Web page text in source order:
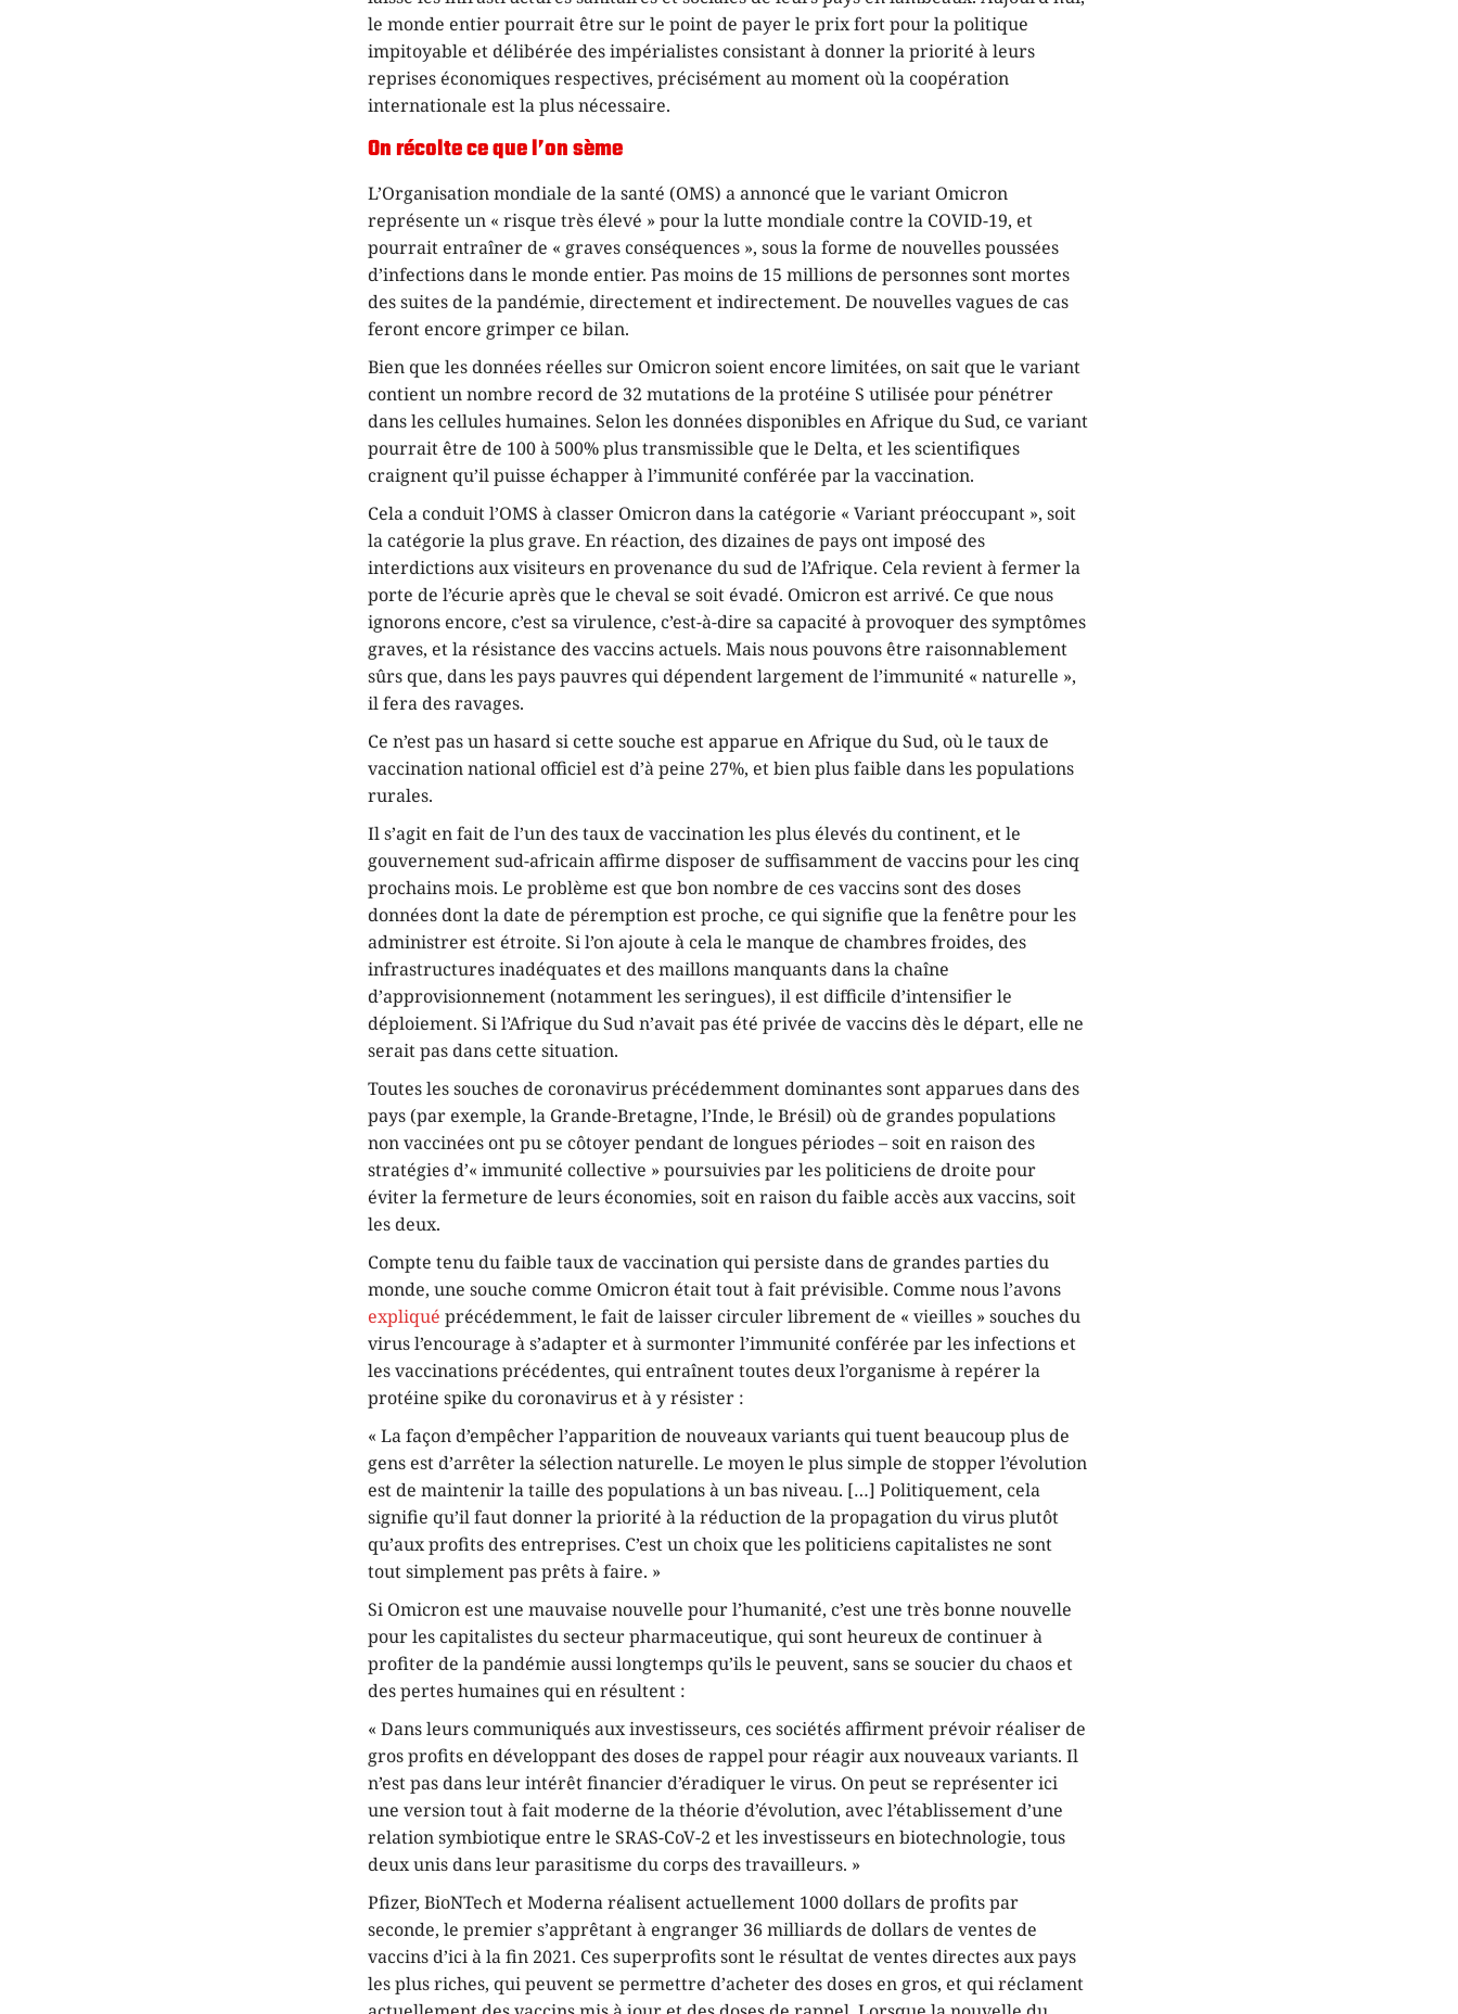
le monde entier pourrait être sur le point de payer le prix fort pour la politique
impitoyable et délibérée des impérialistes consistant à donner la priorité à leurs
reprises économiques respectives, précisément au moment où la coopération
internationale est la plus nécessaire.
On récolte ce que l’on sème
L’Organisation mondiale de la santé (OMS) a annoncé que le variant Omicron
représente un « risque très élevé » pour la lutte mondiale contre la COVID-19, et
pourrait entraîner de « graves conséquences », sous la forme de nouvelles poussées
d’infections dans le monde entier. Pas moins de 15 millions de personnes sont mortes
des suites de la pandémie, directement et indirectement. De nouvelles vagues de cas
feront encore grimper ce bilan.
Bien que les données réelles sur Omicron soient encore limitées, on sait que le variant
contient un nombre record de 32 mutations de la protéine S utilisée pour pénétrer
dans les cellules humaines. Selon les données disponibles en Afrique du Sud, ce variant
pourrait être de 100 à 500% plus transmissible que le Delta, et les scientifiques
craignent qu’il puisse échapper à l’immunité conférée par la vaccination.
Cela a conduit l’OMS à classer Omicron dans la catégorie « Variant préoccupant », soit
la catégorie la plus grave. En réaction, des dizaines de pays ont imposé des
interdictions aux visiteurs en provenance du sud de l’Afrique. Cela revient à fermer la
porte de l’écurie après que le cheval se soit évadé. Omicron est arrivé. Ce que nous
ignorons encore, c’est sa virulence, c’est-à-dire sa capacité à provoquer des symptômes
graves, et la résistance des vaccins actuels. Mais nous pouvons être raisonnablement
sûrs que, dans les pays pauvres qui dépendent largement de l’immunité « naturelle »,
il fera des ravages.
Ce n’est pas un hasard si cette souche est apparue en Afrique du Sud, où le taux de
vaccination national officiel est d’à peine 27%, et bien plus faible dans les populations
rurales.
Il s’agit en fait de l’un des taux de vaccination les plus élevés du continent, et le
gouvernement sud-africain affirme disposer de suffisamment de vaccins pour les cinq
prochains mois. Le problème est que bon nombre de ces vaccins sont des doses
données dont la date de péremption est proche, ce qui signifie que la fenêtre pour les
administrer est étroite. Si l’on ajoute à cela le manque de chambres froides, des
infrastructures inadéquates et des maillons manquants dans la chaîne
d’approvisionnement (notamment les seringues), il est difficile d’intensifier le
déploiement. Si l’Afrique du Sud n’avait pas été privée de vaccins dès le départ, elle ne
serait pas dans cette situation.
Toutes les souches de coronavirus précédemment dominantes sont apparues dans des
pays (par exemple, la Grande-Bretagne, l’Inde, le Brésil) où de grandes populations
non vaccinées ont pu se côtoyer pendant de longues périodes – soit en raison des
stratégies d’« immunité collective » poursuivies par les politiciens de droite pour
éviter la fermeture de leurs économies, soit en raison du faible accès aux vaccins, soit
les deux.
Compte tenu du faible taux de vaccination qui persiste dans de grandes parties du
monde, une souche comme Omicron était tout à fait prévisible. Comme nous l’avons
expliqué précédemment, le fait de laisser circuler librement de « vieilles » souches du
virus l’encourage à s’adapter et à surmonter l’immunité conférée par les infections et
les vaccinations précédentes, qui entraînent toutes deux l’organisme à repérer la
protéine spike du coronavirus et à y résister :
« La façon d’empêcher l’apparition de nouveaux variants qui tuent beaucoup plus de
gens est d’arrêter la sélection naturelle. Le moyen le plus simple de stopper l’évolution
est de maintenir la taille des populations à un bas niveau. […] Politiquement, cela
signifie qu’il faut donner la priorité à la réduction de la propagation du virus plutôt
qu’aux profits des entreprises. C’est un choix que les politiciens capitalistes ne sont
tout simplement pas prêts à faire. »
Si Omicron est une mauvaise nouvelle pour l’humanité, c’est une très bonne nouvelle
pour les capitalistes du secteur pharmaceutique, qui sont heureux de continuer à
profiter de la pandémie aussi longtemps qu’ils le peuvent, sans se soucier du chaos et
des pertes humaines qui en résultent :
« Dans leurs communiqués aux investisseurs, ces sociétés affirment prévoir réaliser de
gros profits en développant des doses de rappel pour réagir aux nouveaux variants. Il
n’est pas dans leur intérêt financier d’éradiquer le virus. On peut se représenter ici
une version tout à fait moderne de la théorie d’évolution, avec l’établissement d’une
relation symbiotique entre le SRAS-CoV-2 et les investisseurs en biotechnologie, tous
deux unis dans leur parasitisme du corps des travailleurs. »
Pfizer, BioNTech et Moderna réalisent actuellement 1000 dollars de profits par
seconde, le premier s’apprêtant à engranger 36 milliards de dollars de ventes de
vaccins d’ici à la fin 2021. Ces superprofits sont le résultat de ventes directes aux pays
les plus riches, qui peuvent se permettre d’acheter des doses en gros, et qui réclament